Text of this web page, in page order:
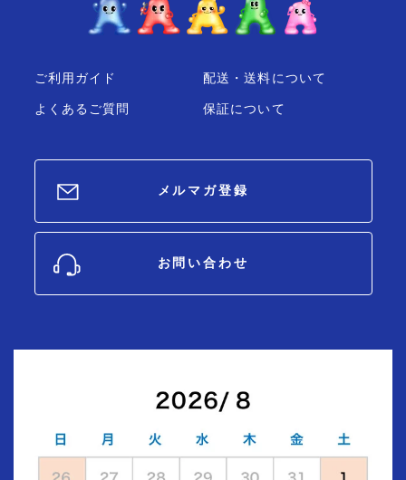
ご利用ガイド
よくあるご質問
配送・送料について
保証について
メルマガ登録
お問い合わせ